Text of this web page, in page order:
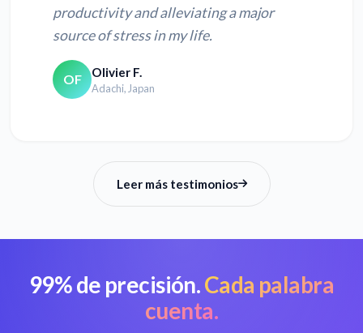
productivity and alleviating a major
source of stress in my life.
OF Olivier F.
Adachi, Japan
Leer más testimonios
99% de precisión.Cada palabra
cuenta.